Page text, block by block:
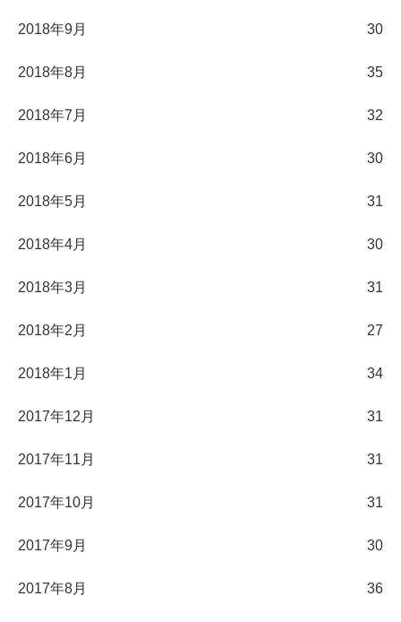
2018年9月 30
2018年8月 35
2018年7月 32
2018年6月 30
2018年5月 31
2018年4月 30
2018年3月 31
2018年2月 27
2018年1月 34
2017年12月 31
2017年11月 31
2017年10月 31
2017年9月 30
2017年8月 36